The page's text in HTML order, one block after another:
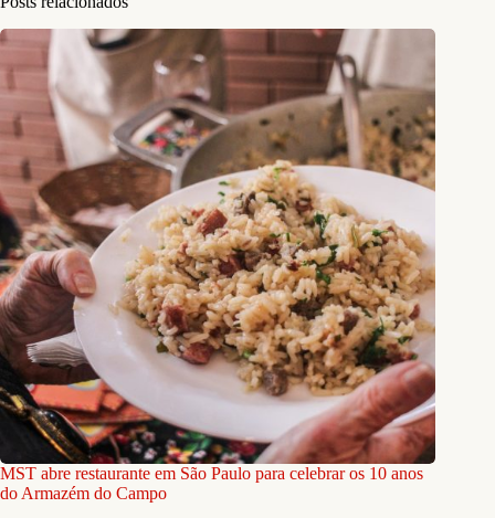
MST abre restaurante em São Paulo para celebrar os 10 anos
do Armazém do Campo